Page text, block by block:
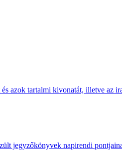
azok tartalmi kivonatát, illetve az
jegyzőkönyvek napirendi